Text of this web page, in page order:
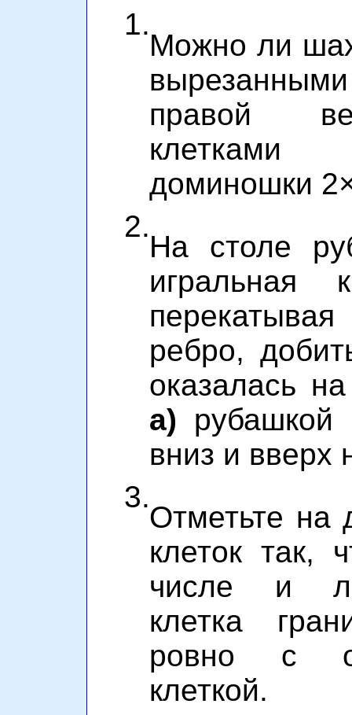
1.
Можно ли
правой
доминошки
2.
На столе
игральная
ребро,
оказалась
а)
вниз и вверх
3.
Отметьте на
клеток так,
числе и
клетка
ровно с
клеткой.